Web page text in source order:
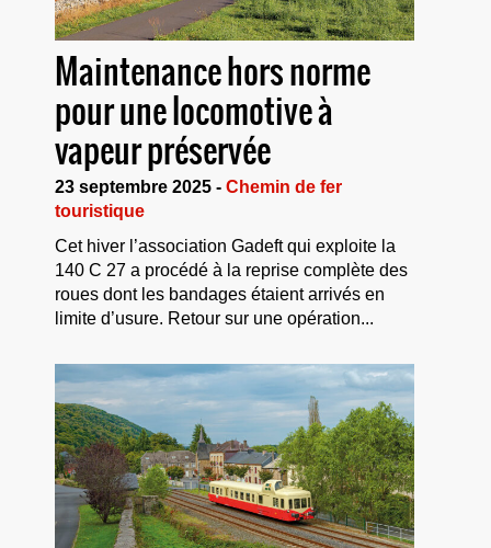
Maintenance hors norme
pour une locomotive à
vapeur préservée
23 septembre 2025 - Chemin de fer
touristique
Cet hiver l’association Gadeft qui exploite la
140 C 27 a procédé à la reprise complète des
roues dont les bandages étaient arrivés en
limite d’usure. Retour sur une opération...